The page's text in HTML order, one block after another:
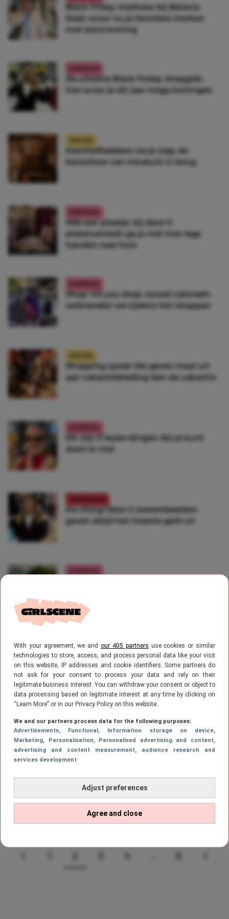
With your agreement, we andour 405 partners use cookies or similar
technologies to store, access, and process personal data like your visit
on this website, IP addresses and cookie identifiers. Some partners do
not ask for your consent to process your data and rely on their
legitimate business interest. You can withdraw your consent or object to
data processing based on legitimate interest at any time by clicking on
“Learn More” or in our Privacy Policy on this website.
We and our partners process data for the following purposes:
Advertisements, Functional , Information storage on device,
Marketing, Personalisation, Personalised advertising and content,
advertising and content measurement, audience research and
services development
Adjust preferences
Agree and close
Black Friday madness bij Batavia
Stad: scoor nu je favoriete merken
met extra korting
De ultieme Black Friday shopgids:
hier scoor je dit jaar mega kortingen
Kerstliefhebbers sla je slag: de
kerstshow van Intratuin is terug
Wat een plaatje: bij deze 5
platenwinkels ga je niet met lege
handen naar huis
Shop ‘till you drop: zoveel calorieën
verbranden we tijdens het shoppen
Shopping spree! We geven meer uit
aan vakantiekleding dan de vakantie
Dit zijn 5 leuke dingen die je kunt
doen in mei
Ka-ching! Déze 3 sterrenbeelden
geven altijd het meeste geld uit
LIFESTYLE
Droombaan: dit bijbaantje betaalt je
om te shoppen bij je favoriete
winkels
Deze sterrenbeelden hebben een
heftige shopverslaving
LIFESTYLE
Deze teddy loungestoel van Action is
een echte must-have
PAGEPagePAGEPAGE
4 PAGE
6